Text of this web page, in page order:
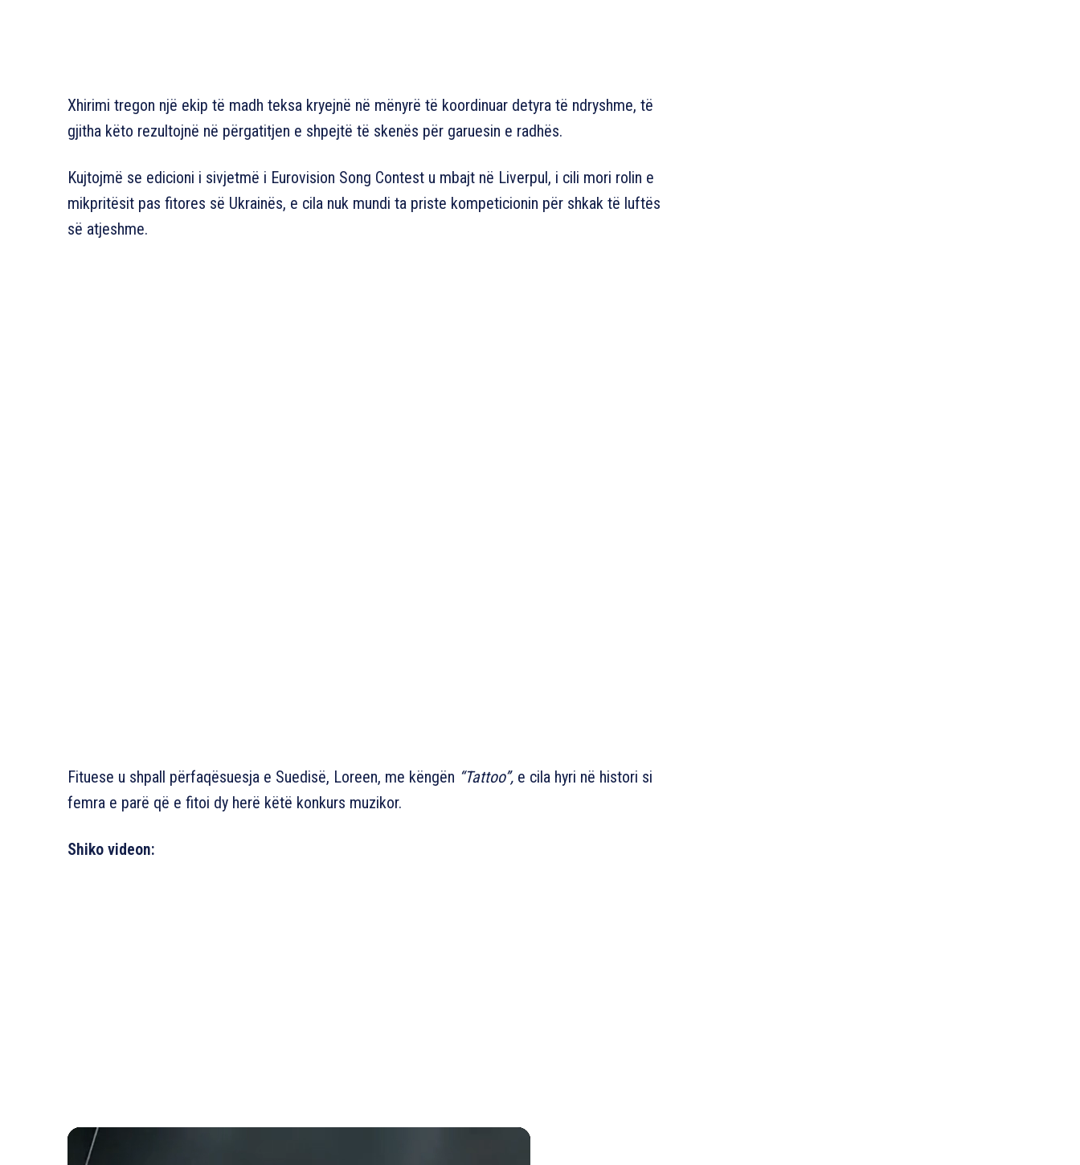
Xhirimi tregon një ekip të madh teksa kryejnë në mënyrë të koordinuar detyra të ndryshme, të
gjitha këto rezultojnë në përgatitjen e shpejtë të skenës për garuesin e radhës.
Kujtojmë se edicioni i sivjetmë i Eurovision Song Contest u mbajt në Liverpul, i cili mori rolin e
mikpritësit pas fitores së Ukrainës, e cila nuk mundi ta priste kompeticionin për shkak të luftës
së atjeshme.
Fituese u shpall përfaqësuesja e Suedisë, Loreen, me këngën “Tattoo”, e cila hyri në histori si
femra e parë që e fitoi dy herë këtë konkurs muzikor.
Shiko videon: